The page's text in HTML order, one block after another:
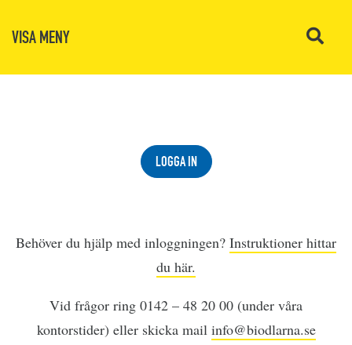
VISA MENY
LOGGA IN
Behöver du hjälp med inloggningen? Instruktioner hittar
du här.
Vid frågor ring 0142 – 48 20 00 (under våra
kontorstider) eller skicka mail info@biodlarna.se